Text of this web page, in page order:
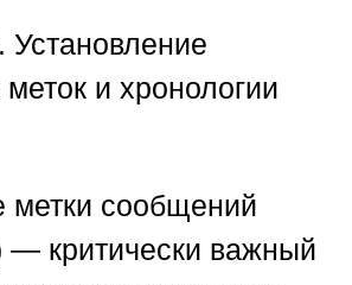
Установление
и хронологии
сообщений
— критически важный